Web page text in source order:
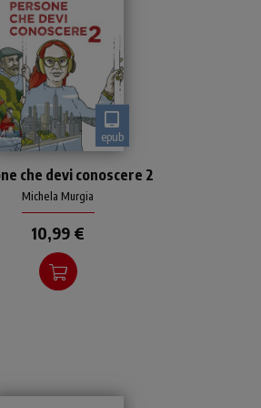
epub
queste pagine hanno
fatto cose diversissime le
une dalle altre, influendo
ciascuna sulla propr
che devi conoscere 2
Michela Murgia
10,99 €